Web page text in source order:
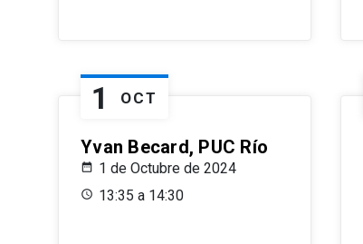
1 OCT
Yvan Becard, PUC Río
1 de Octubre de 2024
13:35 a 14:30